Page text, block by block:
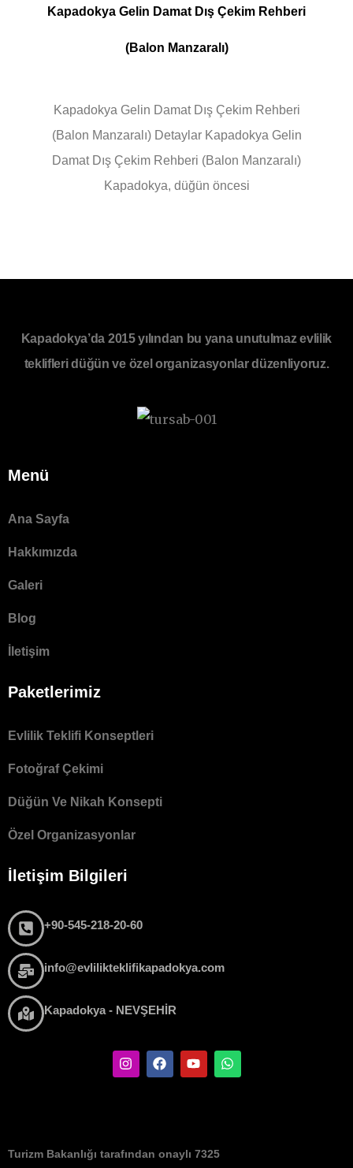
Kapadokya Gelin Damat Dış Çekim Rehberi
(Balon Manzaralı)
Kapadokya Gelin Damat Dış Çekim Rehberi
(Balon Manzaralı) Detaylar Kapadokya Gelin
Damat Dış Çekim Rehberi (Balon Manzaralı)
Kapadokya, düğün öncesi
Kapadokya’da 2015 yılından bu yana unutulmaz evlilik
teklifleri düğün ve özel organizasyonlar düzenliyoruz.
Menü
Ana Sayfa
Hakkımızda
Galeri
Blog
İletişim
Paketlerimiz
Evlilik Teklifi Konseptleri
Fotoğraf Çekimi
Düğün Ve Nikah Konsepti
Özel Organizasyonlar
İletişim Bilgileri
+90-545-218-20-60
info@evlilikteklifikapadokya.com
Kapadokya - NEVŞEHİR
Turizm Bakanlığı tarafından onaylı 7325